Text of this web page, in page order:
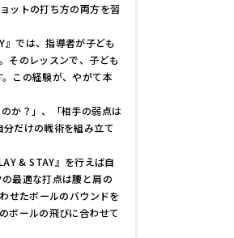
ットの打ち方の両方を習
』では、指導者が子ども
そのレッスンで、子ども
この経験が、やがて本
か？」、「相手の弱点は
だけの戦術を組み立て
& STAY』を行えば自
最適な打点は腰と肩の
せたボールのバウンドを
ボールの飛びに合わせて